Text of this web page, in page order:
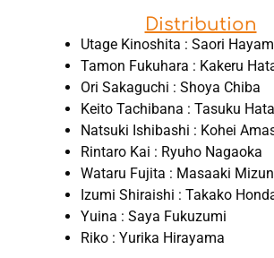
Distribution
Utage Kinoshita : Saori
Tamon Fukuhara : Kakeru
Ori Sakaguchi : Shoya Chiba
Keito Tachibana : Tasuku
Natsuki Ishibashi : Kohei
Rintaro Kai : Ryuho Nagaoka
Wataru Fujita : Masaaki
Izumi Shiraishi : Takako
Yuina : Saya Fukuzumi
Riko : Yurika Hirayama